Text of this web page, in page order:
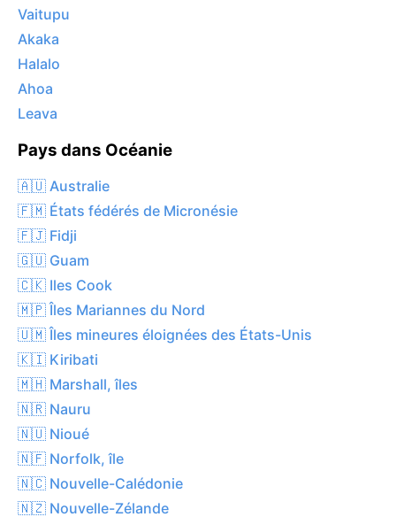
Vaitupu
Akaka
Halalo
Ahoa
Leava
Pays dans Océanie
🇦🇺 Australie
🇫🇲 États fédérés de Micronésie
🇫🇯 Fidji
🇬🇺 Guam
🇨🇰 Iles Cook
🇲🇵 Îles Mariannes du Nord
🇺🇲 Îles mineures éloignées des États-Unis
🇰🇮 Kiribati
🇲🇭 Marshall, îles
🇳🇷 Nauru
🇳🇺 Nioué
🇳🇫 Norfolk, île
🇳🇨 Nouvelle-Calédonie
🇳🇿 Nouvelle-Zélande